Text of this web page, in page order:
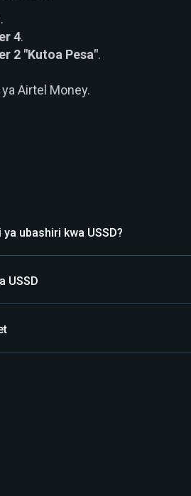
.
4.
2 "Kutoa Pesa".
Airtel Money.
ubashiri kwa USSD?
USSD